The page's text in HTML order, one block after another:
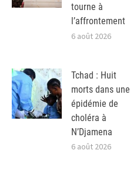
tourne à
l’affrontement
6 août 2026
Tchad : Huit
morts dans une
épidémie de
choléra à
N’Djamena
6 août 2026